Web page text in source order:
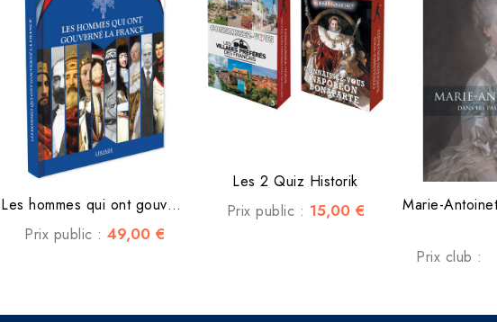
Les hommes qui ont gouverné...
Prix public : 49,00 €
Les 2 Quiz Historik
Prix public : 15,00 €
Prix club :